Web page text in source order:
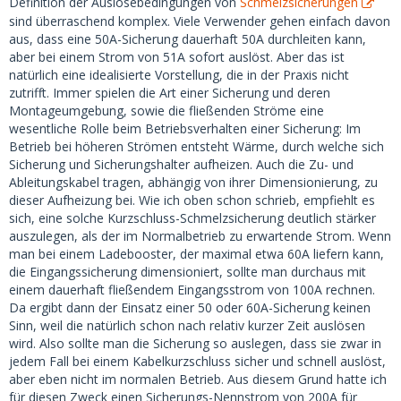
sind überraschend komplex. Viele Verwender gehen einfach davon
aus, dass eine 50A-Sicherung dauerhaft 50A durchleiten kann,
aber bei einem Strom von 51A sofort auslöst. Aber das ist
natürlich eine idealisierte Vorstellung, die in der Praxis nicht
zutrifft. Immer spielen die Art einer Sicherung und deren
Montageumgebung, sowie die fließenden Ströme eine
wesentliche Rolle beim Betriebsverhalten einer Sicherung: Im
Betrieb bei höheren Strömen entsteht Wärme, durch welche sich
Sicherung und Sicherungshalter aufheizen. Auch die Zu- und
Ableitungskabel tragen, abhängig von ihrer Dimensionierung, zu
dieser Aufheizung bei. Wie ich oben schon schrieb, empfiehlt es
sich, eine solche Kurzschluss-Schmelzsicherung deutlich stärker
auszulegen, als der im Normalbetrieb zu erwartende Strom. Wenn
man bei einem Ladebooster, der maximal etwa 60A liefern kann,
die Eingangssicherung dimensioniert, sollte man durchaus mit
einem dauerhaft fließendem Eingangsstrom von 100A rechnen.
Da ergibt dann der Einsatz einer 50 oder 60A-Sicherung keinen
Sinn, weil die natürlich schon nach relativ kurzer Zeit auslösen
wird. Also sollte man die Sicherung so auslegen, dass sie zwar in
jedem Fall bei einem Kabelkurzschluss sicher und schnell auslöst,
aber eben nicht im normalen Betrieb. Aus diesem Grund hatte ich
für diesen Zweck einen Sicherungs-Nennstrom von 200A für